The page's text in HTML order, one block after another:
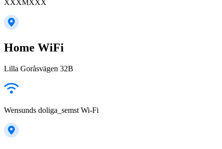
XXXMXXX
Home WiFi
Lilla Goråsvägen 32B
Wensunds doliga_semst Wi-Fi